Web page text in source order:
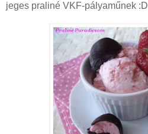
jeges praliné VKF-pályaműnek :D